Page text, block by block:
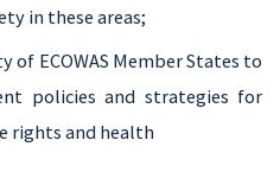
in these areas;
of ECOWAS Member States to
policies and strategies for
rights and health